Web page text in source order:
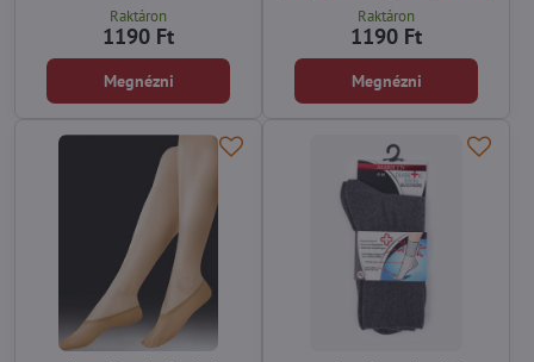
Raktáron
1190 Ft
Megnézni
Raktáron
1190 Ft
Megnézni